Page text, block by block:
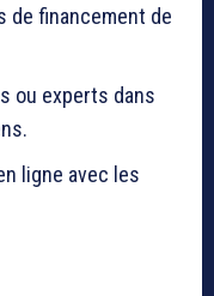
de financement de
ou experts dans
ligne avec les